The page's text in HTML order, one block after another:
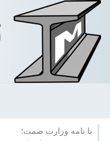
با نامه وزارت صمت؛